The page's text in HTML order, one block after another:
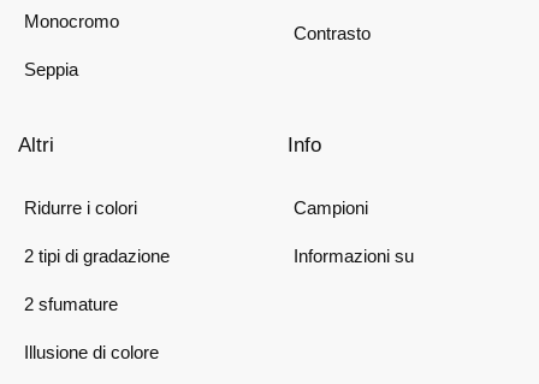
Monocromo
Seppia
Contrasto
Altri
Ridurre i colori
2 tipi di gradazione
2 sfumature
Illusione di colore
Info
Campioni
Informazioni su